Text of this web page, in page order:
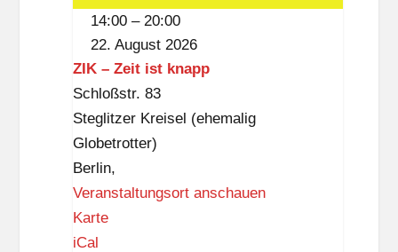
r
e
w
i
t
z
-
B
i
DISCO
KIDS
14:00 – 20:00
22. August 2026
ZIK – Zeit ist knapp
Schloßstr. 83
Steglitzer Kreisel (ehemalig
Globetrotter)
Berlin,
Veranstaltungsort anschauen
KarteZ
iCal